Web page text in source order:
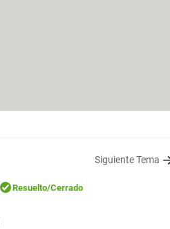
Siguiente Tema
Resuelto/Cerrado